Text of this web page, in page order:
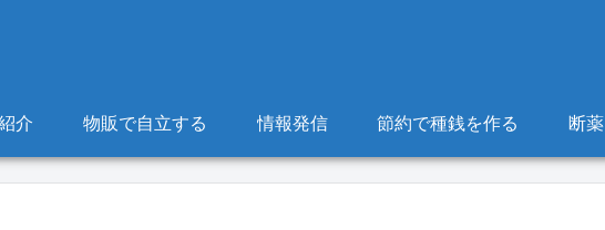
介 物販で自立する 情報発信 節約で種銭を作る 断薬